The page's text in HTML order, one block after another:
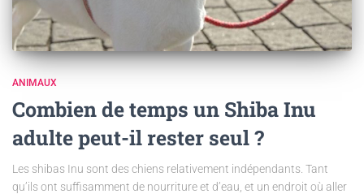
ANIMAUX
Combien de temps un Shiba Inu
adulte peut-il rester seul ?
Les shibas Inu sont des chiens relativement indépendants. Tant
qu’ils ont suffisamment de nourriture et d’eau, et un endroit où aller